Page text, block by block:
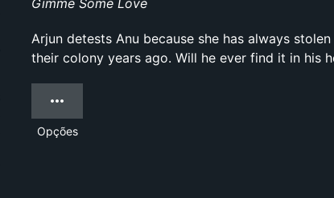
Gimme Some Love
Arjun detests Anu because she has always
their colony years ago. Will he ever find it in his
Opções